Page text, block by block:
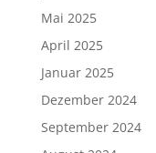
Mai 2025
April 2025
Januar 2025
Dezember 2024
September 2024